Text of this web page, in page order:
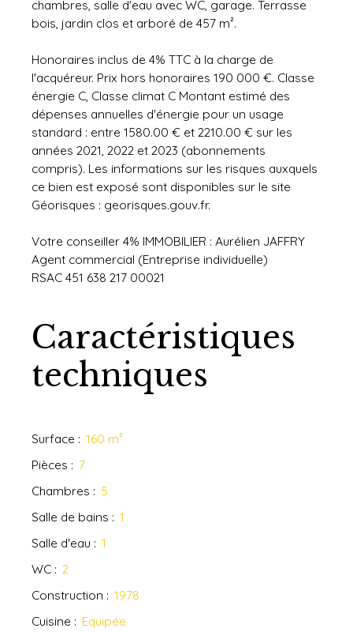
chambres, salle d'eau avec WC, garage. Terrasse
bois, jardin clos et arboré de 457 m².
Honoraires inclus de 4% TTC à la charge de
l'acquéreur. Prix hors honoraires 190 000 €. Classe
énergie C, Classe climat C Montant estimé des
dépenses annuelles d'énergie pour un usage
standard : entre 1580.00 € et 2210.00 € sur les
années 2021, 2022 et 2023 (abonnements
compris). Les informations sur les risques auxquels
ce bien est exposé sont disponibles sur le site
Géorisques : georisques.gouv.fr.
Votre conseiller 4% IMMOBILIER : Aurélien JAFFRY
Agent commercial (Entreprise individuelle)
RSAC 451 638 217 00021
Caractéristiques
techniques
Surface : 160 m²
Pièces : 7
Chambres : 5
Salle de bains : 1
Salle d'eau : 1
WC : 2
Construction : 1978
Cuisine : Equipée